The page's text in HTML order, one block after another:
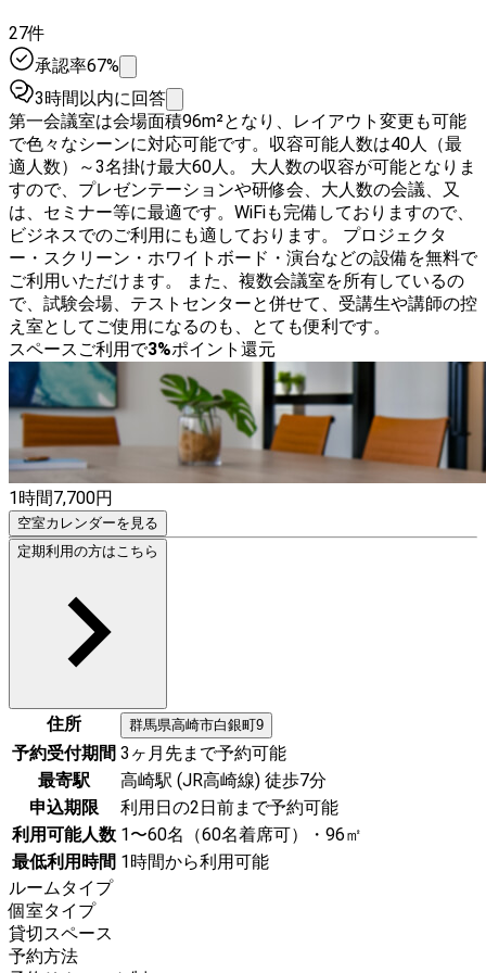
27件
承認率67%
3時間以内に回答
第一会議室は会場面積96m²となり、レイアウト変更も可能
で色々なシーンに対応可能です。収容可能人数は40人（最
適人数）～3名掛け最大60人。 大人数の収容が可能となりま
すので、プレゼンテーションや研修会、大人数の会議、又
は、セミナー等に最適です。WiFiも完備しておりますので、
ビジネスでのご利用にも適しております。 プロジェクタ
ー・スクリーン・ホワイトボード・演台などの設備を無料で
ご利用いただけます。 また、複数会議室を所有しているの
で、試験会場、テストセンターと併せて、受講生や講師の控
え室としてご使用になるのも、とても便利です。
スペースご利用で3%ポイント還元
1時間7,700円
空室カレンダーを見る
定期利用の方はこちら
住所 群馬県高崎市白銀町9
予約受付期間 3ヶ月先まで予約可能
最寄駅
高崎駅 (JR高崎線) 徒歩7分
申込期限
利用日の2日前まで予約可能
利用可能人数 1〜60名（60名着席可）・96㎡
最低利用時間 1時間から利用可能
ルームタイプ
個室タイプ
貸切スペース
予約方法